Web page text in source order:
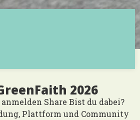
2026
Share Bist du dabei?
Plattform und Community